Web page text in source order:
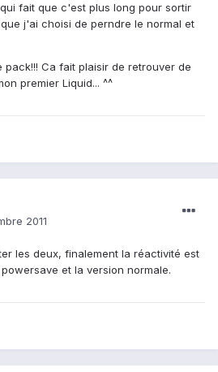
fait que c'est plus long pour sortir
j'ai choisi de perndre le normal et
pack!!! Ca fait plaisir de retrouver de
premier Liquid... ^^
2011
les deux, finalement la réactivité est
et la version normale.